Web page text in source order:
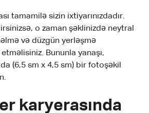
tamamilə sizin ixtiyarınızdadır.
o zaman şəklinizdə neytral
və düzgün yerləşmə
Bununla yanaşı,
(6,5 sm x 4,5 sm) bir fotoşəkil
karyerasında